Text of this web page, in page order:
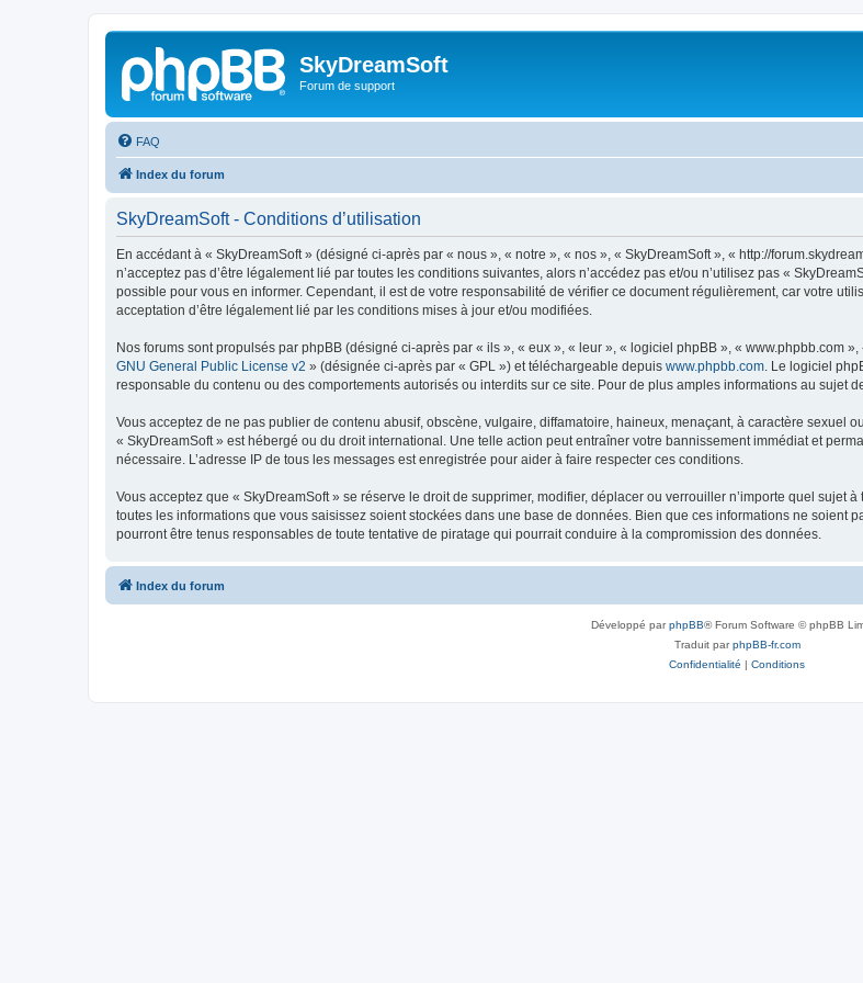
SkyDreamSoft
Forum de support
FAQ
Index du forum
SkyDreamSoft - Conditions d’utilisation
En accédant à « SkyDreamSoft » (désigné ci-après par « nous », « notre », « nos », « SkyDreamSoft », « http://
n’acceptez pas d’être légalement lié par toutes les conditions suivantes, alors n’accédez pas et/ou n’utilisez pas «
possible pour vous en informer. Cependant, il est de votre responsabilité de vérifier ce document régulièrement, car votre
acceptation d’être légalement lié par les conditions mises à jour et/ou modifiées.
Nos forums sont propulsés par phpBB (désigné ci-après par « ils », « eux », « leur », « logiciel phpBB », « www.phpbb.com
GNU General Public License v2 » (désignée ci-après par « GPL ») et téléchargeable depuis www.phpbb.com . Le logiciel
responsable du contenu ou des comportements autorisés ou interdits sur ce site. Pour de plus amples informations au sujet
Vous acceptez de ne pas publier de contenu abusif, obscène, vulgaire, diffamatoire, haineux, menaçant, à caractère sexuel
« SkyDreamSoft » est hébergé ou du droit international. Une telle action peut entraîner votre bannissement immédiat et
nécessaire. L’adresse IP de tous les messages est enregistrée pour aider à faire respecter ces conditions.
Vous acceptez que « SkyDreamSoft » se réserve le droit de supprimer, modifier, déplacer ou verrouiller n’importe quel sujet
toutes les informations que vous saisissez soient stockées dans une base de données. Bien que ces informations ne soient
pourront être tenus responsables de toute tentative de piratage qui pourrait conduire à la compromission des données.
Index du forum
Développé parphpBB® Forum Software © phpBB
Traduit parphpBB-fr.com
Confidentialité | Conditions